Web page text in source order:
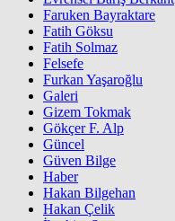
Faruken Bayraktare
Fatih Göksu
Fatih Solmaz
Felsefe
Furkan Yaşaroğlu
Galeri
Gizem Tokmak
Gökçer F. Alp
Güncel
Güven Bilge
Haber
Hakan Bilgehan
Hakan Çelik